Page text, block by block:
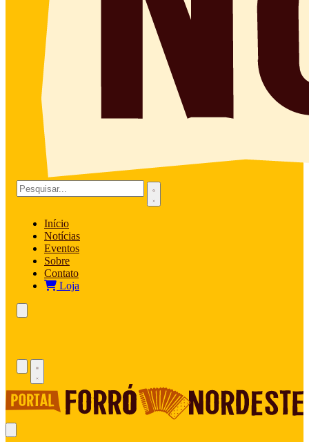
Início
Notícias
Eventos
Sobre
Contato
Loja